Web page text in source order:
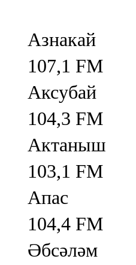
Азнакай
107,1 FM
Аксубай
104,3 FM
Актаныш
103,1 FM
Апас
104,4 FM
Әбсәләм